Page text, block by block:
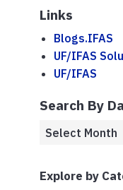
Links
Blogs.IFAS
UF/IFAS
UF/IFAS
Search By
Explore by